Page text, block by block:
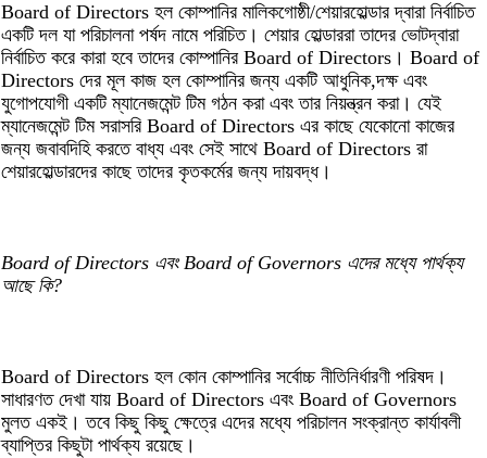
Board of Directors হল কোম্পানির মালিকগোষ্ঠী/শেয়ারহোল্ডার দ্বারা নির্বাচিত
একটি দল যা পরিচালনা পর্ষদ নামে পরিচিত। শেয়ার হোল্ডাররা তাদের ভোটদ্বারা
নির্বাচিত করে কারা হবে তাদের কোম্পানির Board of Directors। Board of
Directors দের মূল কাজ হল কোম্পানির জন্য একটি আধুনিক,দক্ষ এবং
যুগোপযোগী একটি ম্যানেজমেন্ট টিম গঠন করা এবং তার নিয়ন্ত্রন করা। যেই
ম্যানেজমেন্ট টিম সরাসরি Board of Directors এর কাছে যেকোনো কাজের
জন্য জবাবদিহি করতে বাধ্য এবং সেই সাথে Board of Directors রা
শেয়ারহোল্ডারদের কাছে তাদের কৃতকর্মের জন্য দায়বদ্ধ।
Board of Directors এবং Board of Governors এদের মধ্যে পার্থক্য
আছে কি?
Board of Directors হল কোন কোম্পানির সর্বোচ্চ নীতিনির্ধারণী পরিষদ।
সাধারণত দেখা যায় Board of Directors এবং Board of Governors
মুলত একই। তবে কিছু কিছু ক্ষেত্রে এদের মধ্যে পরিচালন সংক্রান্ত কার্যাবলী
ব্যাপ্তির কিছুটা পার্থক্য রয়েছে।